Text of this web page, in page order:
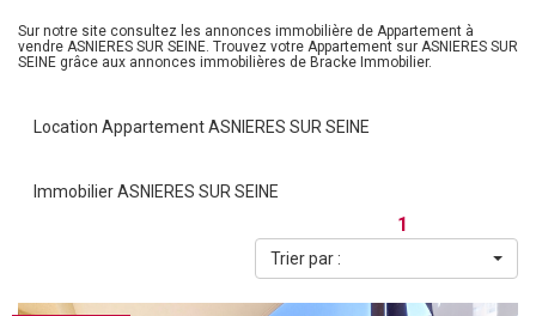
Sur notre site consultez les annonces immobilière de Appartement à
vendre ASNIERES SUR SEINE. Trouvez votre Appartement sur ASNIERES SUR
SEINE grâce aux annonces immobilières de Bracke Immobilier.
Location Appartement ASNIERES SUR SEINE
Immobilier ASNIERES SUR SEINE
1
Trier par :